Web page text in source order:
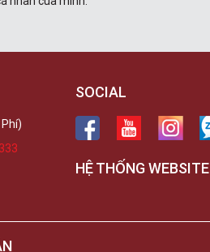
SOCIAL
HỆ THỐNG WEBSITE